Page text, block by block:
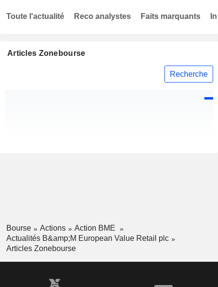
Articles Zonebourse
Recherche
Toute l'actualité Reco analystes Faits marquants
Bourse Actions
Action BME
Actualités B&amp;M European Value Retail plc
Articles Zonebourse